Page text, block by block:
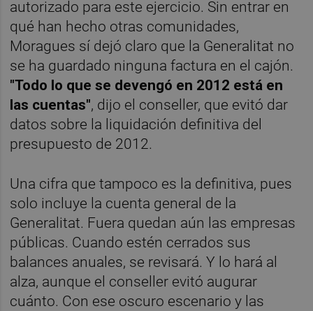
autorizado para este ejercicio. Sin entrar en
qué han hecho otras comunidades,
Moragues sí dejó claro que la Generalitat no
se ha guardado ninguna factura en el cajón.
"Todo lo que se devengó en 2012 está en
las cuentas", dijo el conseller, que evitó dar
datos sobre la liquidación definitiva del
presupuesto de 2012.
Una cifra que tampoco es la definitiva, pues
solo incluye la cuenta general de la
Generalitat. Fuera quedan aún las empresas
públicas. Cuando estén cerrados sus
balances anuales, se revisará. Y lo hará al
alza, aunque el conseller evitó augurar
cuánto. Con ese oscuro escenario y las